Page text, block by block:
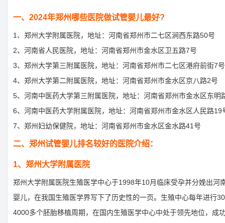
一、2024年郑州哪些医院做试管婴儿最好?
1、郑州大学附属医院，地址：河南省郑州市二七区涧西东路50号
2、河南省人民医院，地址：河南省郑州市金水区卫五路7号
3、郑州大学第三附属医院，地址：河南省郑州市二七区港府前街7号
4、郑州大学第二附属医院，地址：河南省郑州市金水区京八路2号
5、河南中医药大学第三附属医院，地址：河南省郑州市金水区东明
6、河南中医药大学附属医院，地址：河南省郑州市金水区人民路19
7、郑州妇幼保健院，地址：河南省郑州市金水区金水路41号
二、郑州试管婴儿排名较好的医院介绍：
1、郑州大学附属医院
郑州大学附属医院生殖医学中心于1998年10月临床受孕并分娩出河
婴儿，在我国生殖医学界写下了历史性的一页。生殖中心每年进行
4000多个胚胎移植周期，在国内生殖医学中心中处于领先地位，成